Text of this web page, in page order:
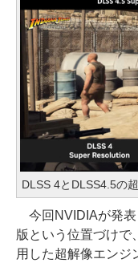
DLSS 4とDLSS4.5の
今回NVIDIAが発表
版という位置づけで
用した超解像エンジ